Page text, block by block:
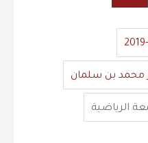
محمد بن سلمان
الرياضية